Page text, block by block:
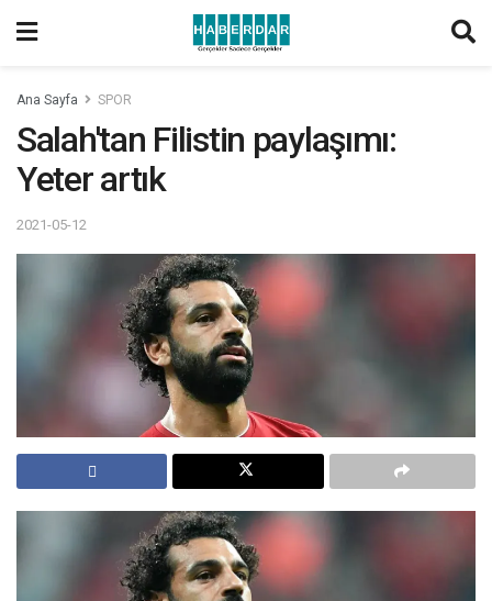
Ana Sayfa SPOR
Salah'tan Filistin paylaşımı:
Yeter artık
2021-05-12